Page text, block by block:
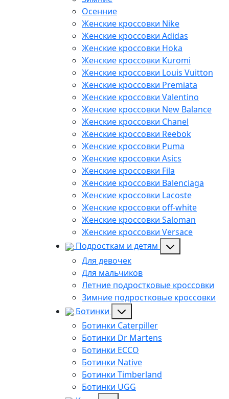
Осенние
Женские кроссовки Nike
Женские кроссовки Adidas
Женские кроссовки Hoka
Женские кроссовки Kuromi
Женские кроссовки Louis Vuitton
Женские кроссовки Premiata
Женские кроссовки Valentino
Женские кроссовки New Balance
Женские кроссовки Chanel
Женские кроссовки Reebok
Женские кроссовки Puma
Женские кроссовки Asics
Женские кроссовки Fila
Женские кроссовки Balenciaga
Женские кроссовки Lacoste
Женские кроссовки off-white
Женские кроссовки Saloman
Женские кроссовки Versace
Подросткам и детям
Для девочек
Для мальчиков
Летние подростковые кроссовки
Зимние подростковые кроссовки
Ботинки
Ботинки Caterpiller
Ботинки Dr Martens
Ботинки ECCO
Ботинки Native
Ботинки Timberland
Ботинки UGG